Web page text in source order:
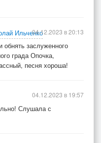
Ильченко
заслуженного
града Опочка,
песня хороша!
04.12.2023 в 20:13
Слушала с
04.12.2023 в 19:57